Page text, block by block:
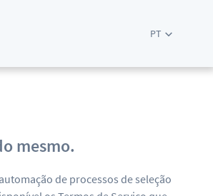
PT
mesmo.
de processos de seleção